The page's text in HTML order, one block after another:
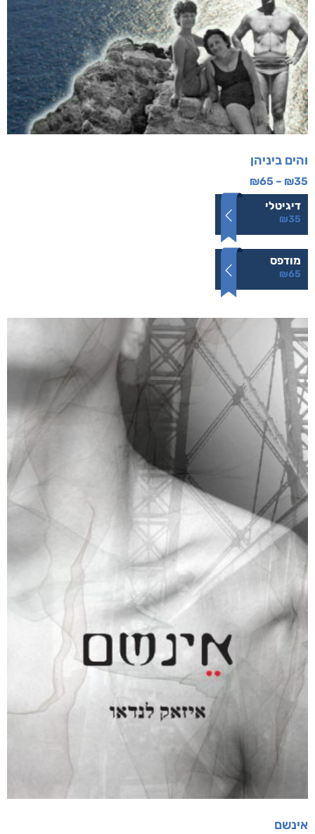
והים ביניהן
₪35
–
₪65
דיגיטלי
₪35
מודפס
₪65
אינשם